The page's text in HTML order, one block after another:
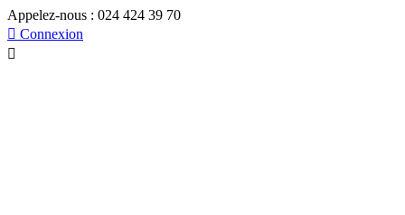
Appelez-nous : 024 424 39 70
 Connexion
